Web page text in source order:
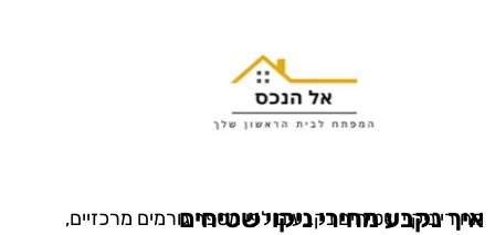
איך נקבע מחירי ניקוי שטיחים
מחירי ניקוי שטיחים נקבעים לפי מספר גורמים מרכזיים,